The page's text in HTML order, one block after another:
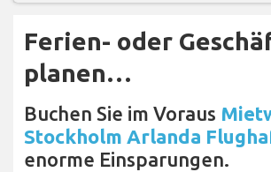
Ferien- oder
planen…
Buchen Sie im Voraus
Stockholm Arlanda
enorme Einsparungen.